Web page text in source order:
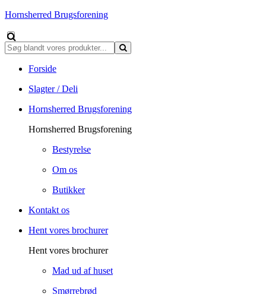
Hornsherred Brugsforening
Forside
Slagter / Deli
Hornsherred Brugsforening
Hornsherred Brugsforening
Bestyrelse
Om os
Butikker
Kontakt os
Hent vores brochurer
Hent vores brochurer
Mad ud af huset
Smørrebrød